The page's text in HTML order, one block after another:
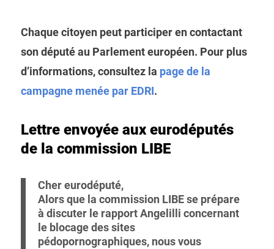
Chaque citoyen peut participer en contactant
son député au Parlement européen. Pour plus
d’informations, consultez la page de la
campagne menée par EDRI.
Lettre envoyée aux eurodéputés
de la commission LIBE
Cher eurodéputé,
Alors que la commission LIBE se prépare
à discuter le rapport Angelilli concernant
le blocage des sites
pédopornographiques, nous vous